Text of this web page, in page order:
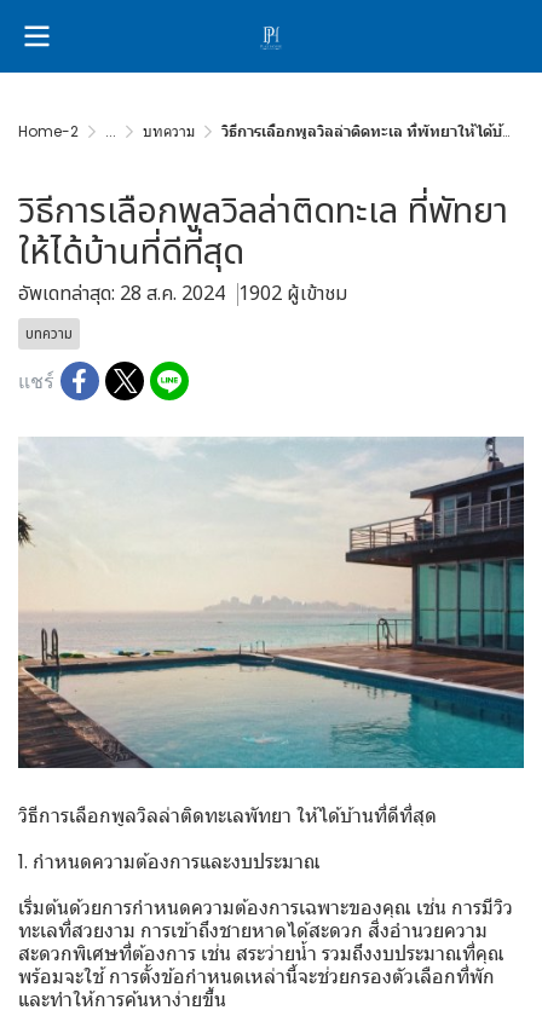
Home-2 ... บทความ วิธีการเลือกพูลวิลล่าติดทะเล ที่พัทยาให้ได้บ้านที่ดีที่สุด
วิธีการเลือกพูลวิลล่าติดทะเล ที่พัทยา
ให้ได้บ้านที่ดีที่สุด
อัพเดทล่าสุด: 28 ส.ค. 2024 1902 ผู้เข้าชม
บทความ
แชร์
วิธีการเลือกพูลวิลล่าติดทะเลพัทยา ให้ได้บ้านที่ดีที่สุด
1. กำหนดความต้องการและงบประมาณ
เริ่มต้นด้วยการกำหนดความต้องการเฉพาะของคุณ เช่น การมีวิว
ทะเลที่สวยงาม การเข้าถึงชายหาดได้สะดวก สิ่งอำนวยความ
สะดวกพิเศษที่ต้องการ เช่น สระว่ายน้ำ รวมถึงงบประมาณที่คุณ
พร้อมจะใช้ การตั้งข้อกำหนดเหล่านี้จะช่วยกรองตัวเลือกที่พัก
และทำให้การค้นหาง่ายขึ้น